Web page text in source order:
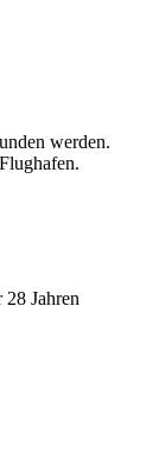
werden.
Jahren